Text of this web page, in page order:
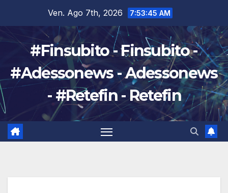
contenuto
Ven. Ago 7th, 2026 7:53:46 AM
#Finsubito - Finsubito -
#Adessonews - Adessonews
- #Retefin - Retefin